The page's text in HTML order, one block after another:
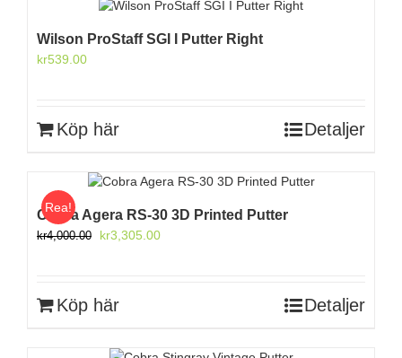
Wilson ProStaff SGI I Putter Right
kr539.00
Köp här Detaljer
Rea!
Cobra Agera RS-30 3D Printed Putter
kr4,000.00
Det
kr4,000.00.
kr3,305.00Det
Köp här Detaljer